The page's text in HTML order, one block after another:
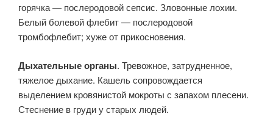
горячка — послеродовой сепсис. Зловонные лохии.
Белый болевой флебит — послеродовой
тромбофлебит; хуже от прикосновения.
Дыхательные органы. Тревожное, затрудненное,
тяжелое дыхание. Кашель сопровождается
выделением кровянистой мокроты с запахом плесени.
Стеснение в груди у старых людей.